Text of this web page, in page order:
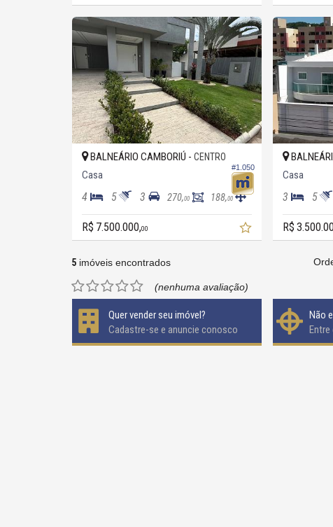
#1.050
BALNEÁRIO CAMBORIÚ - CENTRO
Casa
4 5 3 270,00 188,00
R$ 7.500.000,00
Casa
3 5
R$
5 imóveis encontrados
(nenhuma avaliação)
Quer vender seu imóvel?
Cadastre-se e anuncie conosco
Não